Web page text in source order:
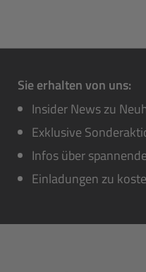
Sie erhalten von uns:
Insider News zu
Exklusive
Infos über
Einladungen zu